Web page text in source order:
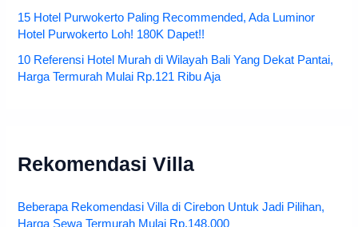
15 Hotel Purwokerto Paling Recommended, Ada Luminor
Hotel Purwokerto Loh! 180K Dapet!!
10 Referensi Hotel Murah di Wilayah Bali Yang Dekat Pantai,
Harga Termurah Mulai Rp.121 Ribu Aja
Rekomendasi Villa
Beberapa Rekomendasi Villa di Cirebon Untuk Jadi Pilihan,
Harga Sewa Termurah Mulai Rp.148.000